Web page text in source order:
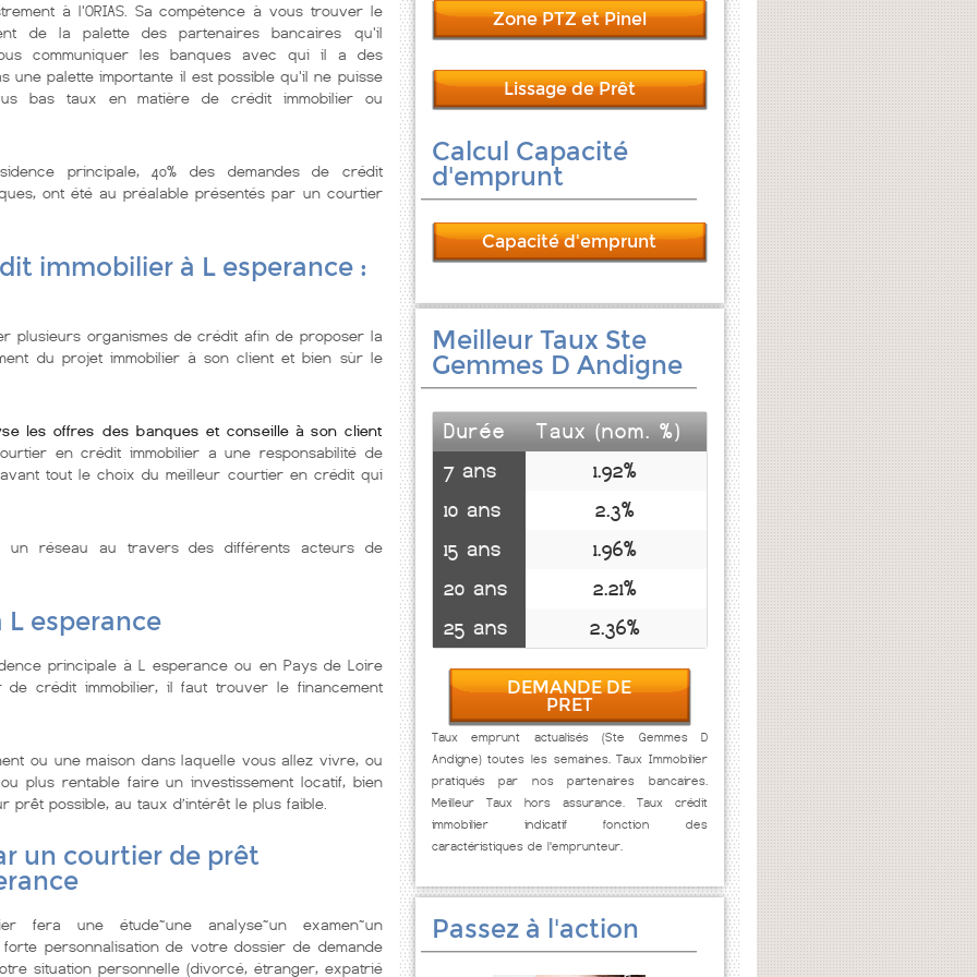
à l'ORIAS. Sa compétence à vous trouver le
de la palette des partenaires bancaires qu'il
communiquer les banques avec qui il a des
une palette importante il est possible qu'il ne puisse
bas taux en matière de crédit immobilier ou
principale, 40% des demandes de crédit
ont été au préalable présentés par un courtier
immobilier à L esperance :
plusieurs organismes de crédit afin de proposer la
du projet immobilier à son client et bien sùr le
les offres des banques et conseille à son client
en crédit immobilier a une responsabilité de
tout le choix du meilleur courtier en crédit qui
un réseau au travers des différents acteurs de
esperance
principale à L esperance ou en Pays de Loire
crédit immobilier, il faut trouver le financement
ou une maison dans laquelle vous allez vivre, ou
plus rentable faire un investissement locatif, bien
prêt possible, au taux d’intérêt le plus faible.
un courtier de prêt
fera une étude~une analyse~un examen~un
personnalisation de votre dossier de demande
situation personnelle (divorcé, étranger, expatrié
Zone PTZ et Pinel
Lissage de Prêt
Calcul Capacité
d'emprunt
Capacité d'emprunt
Meilleur Taux Ste
Gemmes D Andigne
Durée
Taux (nom. %)
7 ans
1.92%
10 ans
2.3%
15 ans
1.96%
20 ans
2.21%
25 ans
2.36%
DEMANDE DE
PRET
Taux emprunt actualisés (Ste Gemmes D
Andigne) toutes les semaines. Taux Immobilier
pratiqués par nos partenaires bancaires.
Meilleur Taux hors assurance. Taux crédit
immobilier indicatif fonction des
caractéristiques de l'emprunteur.
Passez à l'action